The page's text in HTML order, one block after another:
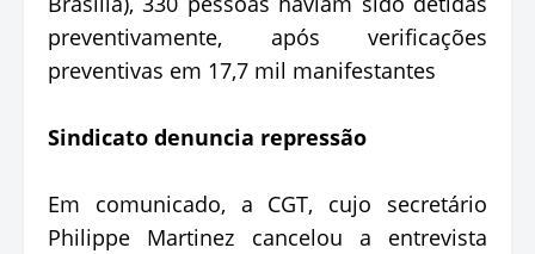
preventivamente, após verificações
preventivas em 17,7 mil manifestantes
Sindicato denuncia repressão
Em comunicado, a CGT, cujo secretário
Philippe Martinez cancelou a entrevista